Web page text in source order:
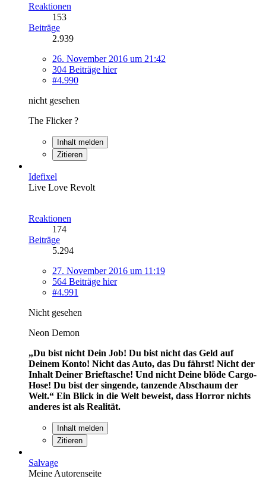
Reaktionen
153
Beiträge
2.939
26. November 2016 um 21:42
304 Beiträge hier
#4.990
nicht gesehen
The Flicker ?
Inhalt melden
Zitieren
Idefixel
Live Love Revolt
Reaktionen
174
Beiträge
5.294
27. November 2016 um 11:19
564 Beiträge hier
#4.991
Nicht gesehen
Neon Demon
„Du bist nicht Dein Job! Du bist nicht das Geld auf
Deinem Konto! Nicht das Auto, das Du fährst! Nicht der
Inhalt Deiner Brieftasche! Und nicht Deine blöde Cargo-
Hose! Du bist der singende, tanzende Abschaum der
Welt.“ Ein Blick in die Welt beweist, dass Horror nichts
anderes ist als Realität.
Inhalt melden
Zitieren
Salvage
Meine Autorenseite